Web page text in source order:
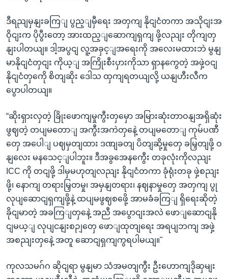
ဒီရညျမှနျးခကြျ ပွည့ျမှီရေး အတှကျ နိုငျငံတကာ အသိုငျးအ
ဝိုငျးက ပိုပွီးတော့ အားထည့ျဆောကျရှကျ ဖို့လညျး တိုကျတှ
နျးပါတယျ။ ဒါ့အပွငျ လူ့အခှင့ျအရေးကို အလေးမထားဘဲ မွနျ
မာနိုငျငံတှငျး ကိုယ့ျ အကြိုးစီးပှားကိုသာ ရှာနကွေတဲ့ အဖှဲ့ဝငျ
နိုငျငံတှကေို စိတျဆိုး ဒေါသ ထှကျရတယျလို့ ယနျဟီးလီက
ပွောပါတယျ။
“ဆိုးရှားလှတဲ့ ခြိုးဖောကျမှုကွီးတှမှော အမြားဆုံးတာဝနျအရှိဆုံး
ဖွဈတဲ့ တပျမတောျ အကွီးအကဲတှနေဲ့ တပျမတောျ ကုမ်ပဏီ
တှေ အပေါျ ပဈမှတျထား ဒဏျခတျ ပိတျဆို့မှုတှေ ခမြှတျဖို့ ဝ
နျလေး မနသေင့ျပါဘူး။ ဒီအခွအေနကွေီး တခုလုံးကိုလညျး
ICC ကို တငျဖို့ ဒါမှမဟုတျလညျး နိုငျငံတကာ ခုံရုံးတခု ဖှဲ့စညျး
ဖို့၊ နောကျ တရားမြှတမှု၊ အမှနျတရား၊ နဈနာမှုတှေ အတှကျ ပွု
လုပျဆောငျရှကျဖို့နဲ့ ထပျမဖွဈစဖေို့ အာမခံခကြျ ရှိရေးဆိုတဲ့
ခိုငျမာတဲ့ အခကြျတှနေဲ့ အညီ အပွောငျးအလဲ ဖောျဆောငျနို
ငျမယ့ျ လုပျငနျးစဉျတှေ ဖောျထုတျရေး အရပျဘကျ အဖှဲ့
အစညျးတှနေဲ့ အတူ ဆောငျရှကျကွရပါမယျ။"
ကုလသမဂ်ဂ ဆိုငျရာ မွနျမာ သံအမတျကွီး ဦးဟောကျဒိုဆှမျး